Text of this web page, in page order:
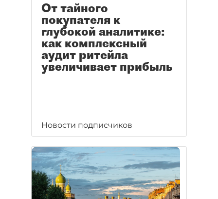
От тайного
покупателя к
глубокой аналитике:
как комплексный
аудит ритейла
увеличивает прибыль
Новости подписчиков